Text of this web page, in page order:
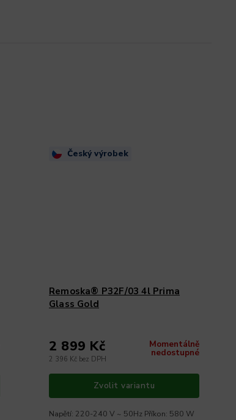
Český výrobek
Remoska® P32F/03 4l Prima
Glass Gold
Momentálně
nedostupné
2 396 Kč bez DPH
2 899 Kč
Zvolit variantu
Napětí: 220-240 V ~ 50Hz Příkon: 580 W